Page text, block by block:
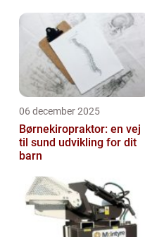
06 december 2025
Børnekiropraktor: en vej
til sund udvikling for dit
barn